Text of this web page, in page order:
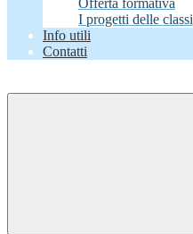
Offerta formativa
I progetti delle classi
Info utili
Contatti